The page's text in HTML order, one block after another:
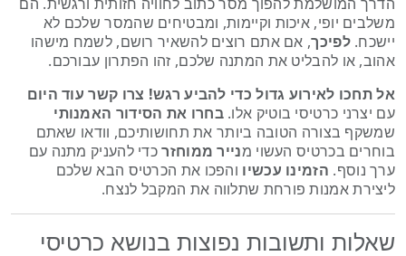
משלבים יופי, איכות וקיימות, ומבטיחים שהמסר שלכם לא
יישכח. לפיכך, אם אתם רוצים להשאיר רושם, לשמח מישהו
אהוב, או להבליט את המתנה שלכם, זהו הפתרון עבורכם.
אל תחכו לאירוע גדול כדי להביע רגש! צרו קשר עוד היום
עם יצרני כרטיסי בוטיק אלו. בחרו את הסידור האמנותי
שמשקף בצורה הטובה ביותר את תחושותיכם, וודאו שאתם
בוחרים בכרטיס העשוי מנייר ממוחזרכדי להעניק מתנה עם
ערך נוסף. הזמינו עכשיווהפכו את הכרטיס הבא שלכם
ליצירת אמנות פורחת שתלווה את המקבל לנצח.
שאלות ותשובות נפוצות בנושא כרטיסי